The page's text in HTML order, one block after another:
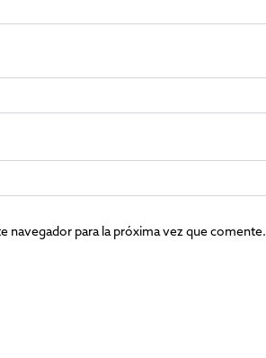
para la próxima vez que comente.